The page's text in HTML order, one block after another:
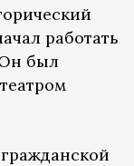
работать
Он был